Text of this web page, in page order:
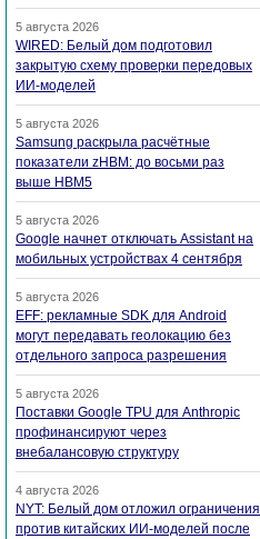
5 августа 2026
WIRED: Белый дом подготовил
закрытую схему проверки передовых
ИИ-моделей
5 августа 2026
Samsung раскрыла расчётные
показатели zHBM: до восьми раз
выше HBM5
5 августа 2026
Google начнет отключать Assistant на
мобильных устройствах 4 сентября
5 августа 2026
EFF: рекламные SDK для Android
могут передавать геолокацию без
отдельного запроса разрешения
5 августа 2026
Поставки Google TPU для Anthropic
профинансируют через
внебалансовую структуру
4 августа 2026
NYT: Белый дом отложил ограничения
против китайских ИИ-моделей после